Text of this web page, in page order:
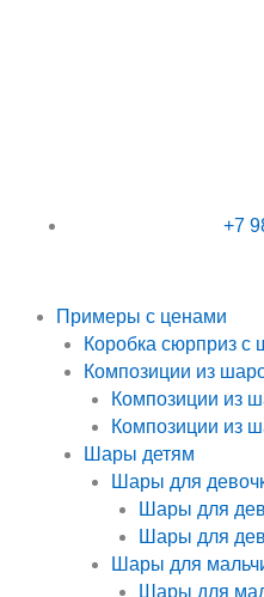
+7
Примеры с ценами
Коробка сюрприз с
Композиции из
Композиции из
Композиции из
Шары детям
Шары для
Шары для
Шары для
Шары для
Шары для